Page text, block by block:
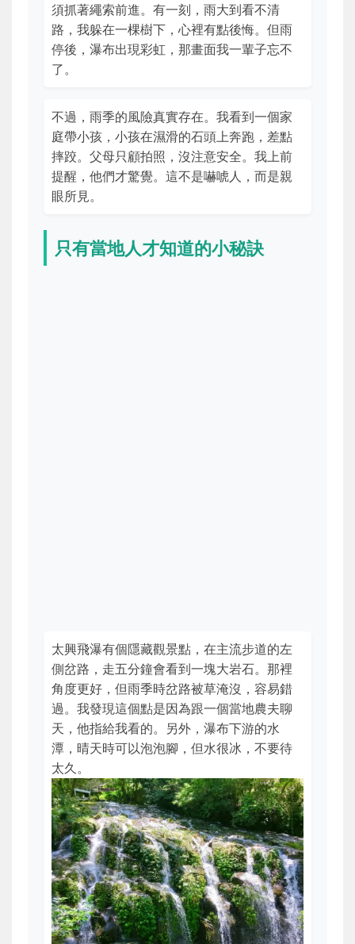
須抓著繩索前進。有一刻，雨大到看不清
路，我躲在一棵樹下，心裡有點後悔。但雨
停後，瀑布出現彩虹，那畫面我一輩子忘不
了。
不過，雨季的風險真實存在。我看到一個家
庭帶小孩，小孩在濕滑的石頭上奔跑，差點
摔跤。父母只顧拍照，沒注意安全。我上前
提醒，他們才驚覺。這不是嚇唬人，而是親
眼所見。
只有當地人才知道的小秘訣
太興飛瀑有個隱藏觀景點，在主流步道的左
側岔路，走五分鐘會看到一塊大岩石。那裡
角度更好，但雨季時岔路被草淹沒，容易錯
過。我發現這個點是因為跟一個當地農夫聊
天，他指給我看的。另外，瀑布下游的水
潭，晴天時可以泡泡腳，但水很冰，不要待
太久。